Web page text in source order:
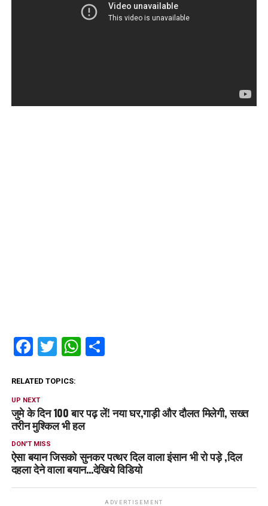
Facebook
TwitterWhatsApp
Share
RELATED TOPICS:
UP NEXT
जुमे के दिन 100 बार पढ़ लें! नया घर,गाड़ी और दौलत मिलेगी, सख्त
तरीन मुश्किल भी हल
DON'T MISS
ऐसा बयान जिसको सुनकर पत्थर दिल वाला इंसान भी रो पड़े ,दिल
दहला देने वाला बयान…देखिये विडियो
ADVERTISEMENT